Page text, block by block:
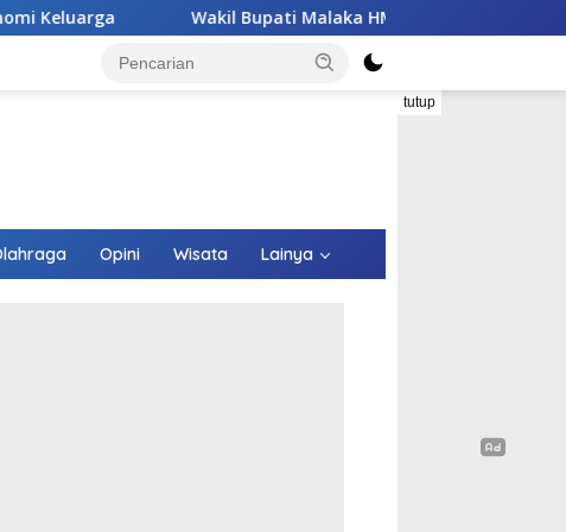
Bupati Malaka HMS Tinjau Kelompok Peternak Babi Binaannya di
tutup
Opini Wisata Lainya